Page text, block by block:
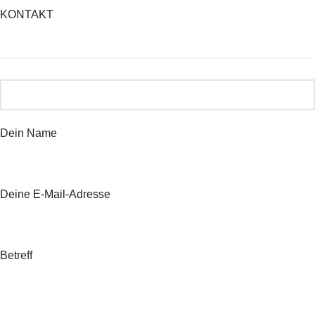
KONTAKT
Dein Name
Deine E-Mail-Adresse
Betreff